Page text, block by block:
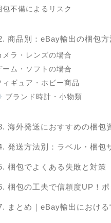
包不備によるリスク
商品別：eBay輸出の梱包方
メラ・レンズの場合
ーム・ソフトの場合
ィギュア・ホビー商品
ブランド時計・小物類
海外発送におすすめの梱包
発送方法別：ラベル・梱包
梱包でよくある失敗と対策
梱包の工夫で信頼度UP！
まとめ｜eBay輸出における